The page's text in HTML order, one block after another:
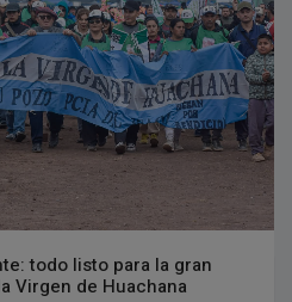
todo listo para la gran
Virgen de Huachana